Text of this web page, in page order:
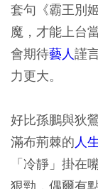
套句《霸王別
魔，才能上台
會期待藝人謹
力更大。
好比孫鵬與狄
滿布荊棘的人
「冷靜」掛在
狠勁，偶爾有